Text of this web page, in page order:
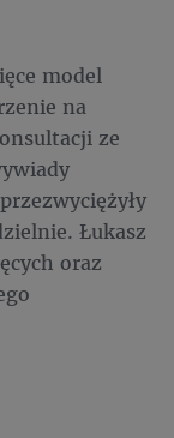
model
na
ze
Łukasz
oraz